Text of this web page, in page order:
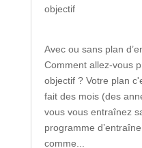
objectif
Avec ou sans plan
Comment allez-vous
objectif ? Votre plan
fait des mois (des
vous vous entraînez
programme
comme...